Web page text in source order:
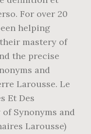
For over 20
helping
mastery of
the precise
and
Larousse. Le
Et Des
Synonyms and
Larousse)